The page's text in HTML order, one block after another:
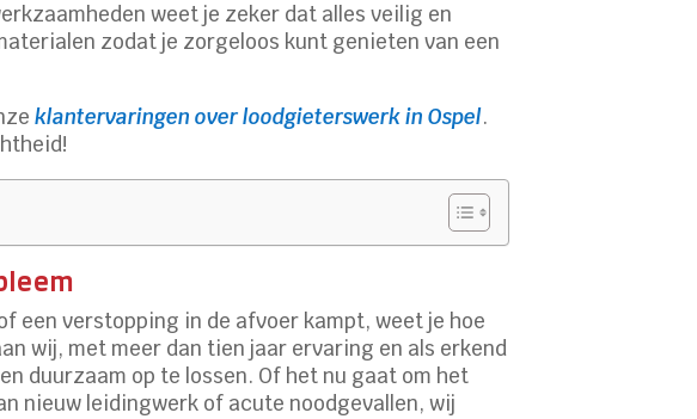
weet je zeker dat alles veilig en
zodat je zorgeloos kunt genieten van een
klantervaringen over loodgieterswerk in Ospel.
een verstopping in de afvoer kampt, weet je hoe
wij, met meer dan tien jaar ervaring en als erkend
duurzaam op te lossen. Of het nu gaat om het
nieuw leidingwerk of acute noodgevallen, wij